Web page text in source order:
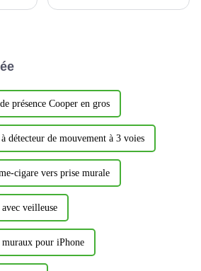
présence Cooper en gros
détecteur de mouvement à 3 voies
cigare vers prise murale
veilleuse
muraux pour iPhone